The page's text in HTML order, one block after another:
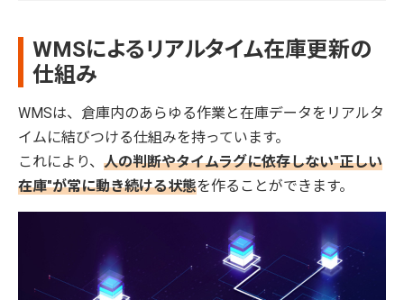
WMSによるリアルタイム在庫更新の
仕組み
WMSは、倉庫内のあらゆる作業と在庫データをリアルタ
イムに結びつける仕組みを持っています。
これにより、 人の判断やタイムラグに依存しない"正しい
在庫"が常に動き続ける状態を作ることができます。